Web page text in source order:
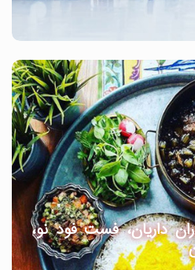
داریان، فست فود نو،